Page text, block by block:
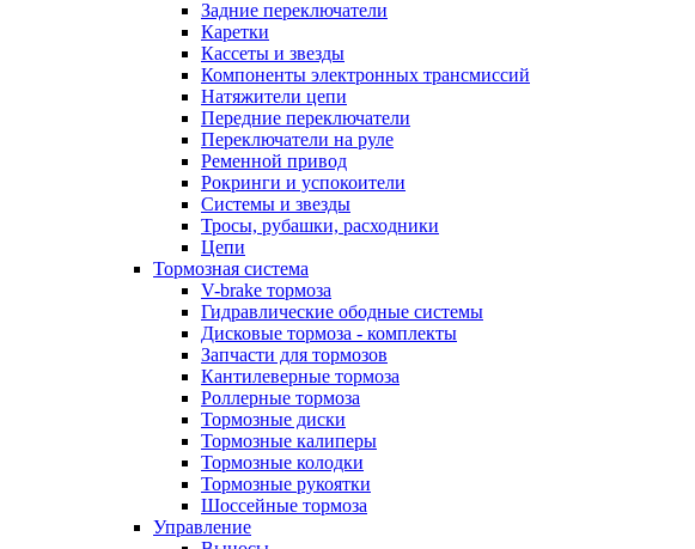
Задние переключатели
Каретки
Кассеты и звезды
Компоненты электронных трансмиссий
Натяжители цепи
Передние переключатели
Переключатели на руле
Ременной привод
Рокринги и успокоители
Системы и звезды
Тросы, рубашки, расходники
Цепи
Тормозная система
V-brake тормоза
Гидравлические ободные системы
Дисковые тормоза - комплекты
Запчасти для тормозов
Кантилеверные тормоза
Роллерные тормоза
Тормозные диски
Тормозные калиперы
Тормозные колодки
Тормозные рукоятки
Шоссейные тормоза
Управление